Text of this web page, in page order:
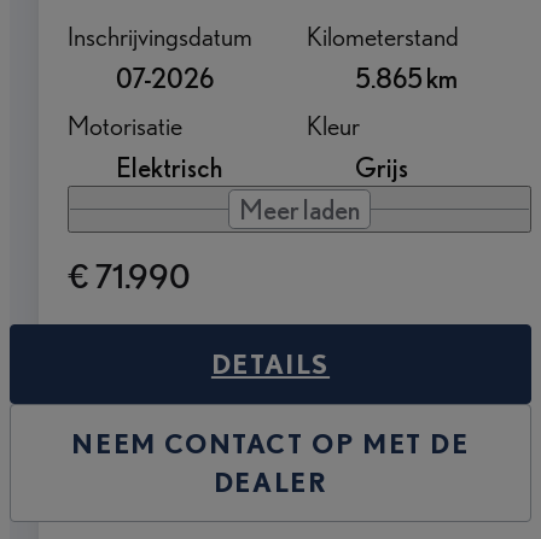
Inschrijvingsdatum
07-2026
Kilometerstand
5.865 km
Motorisatie
Elektrisch
Kleur
Grijs
Meer laden
€ 71.990
DETAILS
NEEM CONTACT OP MET DE
DEALER